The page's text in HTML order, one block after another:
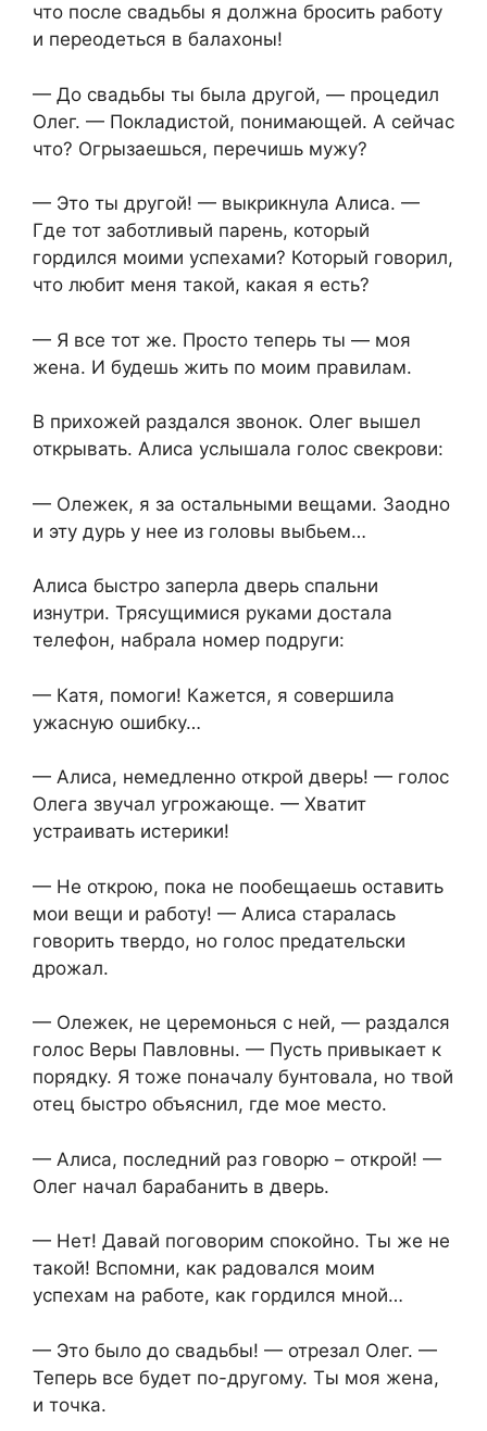
что после свадьбы я должна бросить работу
и переодеться в балахоны!
— До свадьбы ты была другой, — процедил
Олег. — Покладистой, понимающей. А сейчас
что? Огрызаешься, перечишь мужу?
— Это ты другой! — выкрикнула Алиса. —
Где тот заботливый парень, который
гордился моими успехами? Который говорил,
что любит меня такой, какая я есть?
— Я все тот же. Просто теперь ты — моя
жена. И будешь жить по моим правилам.
В прихожей раздался звонок. Олег вышел
открывать. Алиса услышала голос свекрови:
— Олежек, я за остальными вещами. Заодно
и эту дурь у нее из головы выбьем…
Алиса быстро заперла дверь спальни
изнутри. Трясущимися руками достала
телефон, набрала номер подруги:
— Катя, помоги! Кажется, я совершила
ужасную ошибку…
— Алиса, немедленно открой дверь! — голос
Олега звучал угрожающе. — Хватит
устраивать истерики!
— Не открою, пока не пообещаешь оставить
мои вещи и работу! — Алиса старалась
говорить твердо, но голос предательски
дрожал.
— Олежек, не церемонься с ней, — раздался
голос Веры Павловны. — Пусть привыкает к
порядку. Я тоже поначалу бунтовала, но твой
отец быстро объяснил, где мое место.
— Алиса, последний раз говорю – открой! —
Олег начал барабанить в дверь.
— Нет! Давай поговорим спокойно. Ты же не
такой! Вспомни, как радовался моим
успехам на работе, как гордился мной…
— Это было до свадьбы! — отрезал Олег. —
Теперь все будет по-другому. Ты моя жена,
и точка.